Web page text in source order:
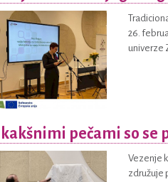
26.
univerze
kakšnimi pečami so
Vezenje
združuje